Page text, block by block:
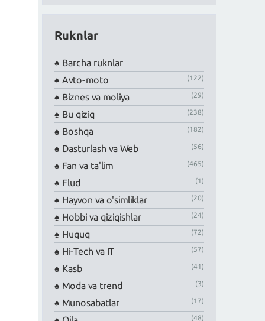
Ruknlar
Barcha ruknlar
Avto-moto
(122)
Biznes va moliya (29)
Bu qiziq (238)
Boshqa (182)
Dasturlash va Web (56)
Fan va ta'lim (465)
Flud (1)
Hayvon va o'simliklar (20)
Hobbi va qiziqishlar (24)
Huquq (72)
Hi-Tech va IT (57)
Kasb (41)
Moda va trend (3)
Munosabatlar (17)
(48)